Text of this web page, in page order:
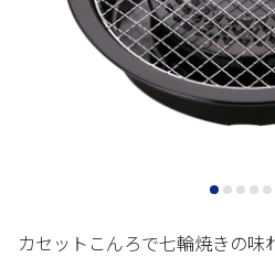
カセットこんろで七輪焼きの味